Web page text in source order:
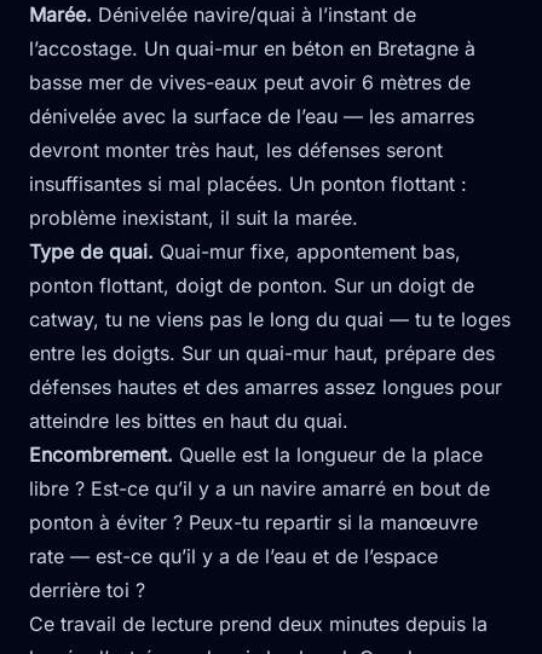
Marée. Dénivelée navire/quai à l’instant de
l’accostage. Un quai-mur en béton en Bretagne à
basse mer de vives-eaux peut avoir 6 mètres de
dénivelée avec la surface de l’eau — les amarres
devront monter très haut, les défenses seront
insuffisantes si mal placées. Un ponton flottant :
problème inexistant, il suit la marée.
Type de quai. Quai-mur fixe, appontement bas,
ponton flottant, doigt de ponton. Sur un doigt de
catway, tu ne viens pas le long du quai — tu te loges
entre les doigts. Sur un quai-mur haut, prépare des
défenses hautes et des amarres assez longues pour
atteindre les bittes en haut du quai.
Encombrement. Quelle est la longueur de la place
libre ? Est-ce qu’il y a un navire amarré en bout de
ponton à éviter ? Peux-tu repartir si la manœuvre
rate — est-ce qu’il y a de l’eau et de l’espace
derrière toi ?
Ce travail de lecture prend deux minutes depuis la